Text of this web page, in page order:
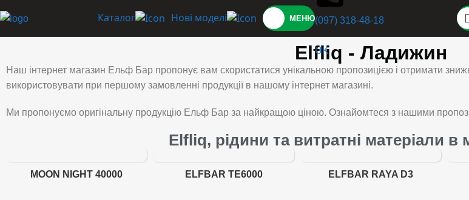
Каталог Нові моделі МЕНЮ(097) 318-48-18
UK
Elfliq - Ладижин
Наш інтернет магазин Ельф Бар пропонує вам скористатися унікальною пропозицією і отримати
використовувати при першому замовленні продукції в нашому інтернет магазині.
Ми пропонуємо оригінальну продукцію Ельф Бар за найкращою ціною. Ознайомтеся з нашими
Elfliq, рідини та витратні матеріали в
MOON NIGHT 40000 ELFBAR TE6000 ELFBAR RAYA D3